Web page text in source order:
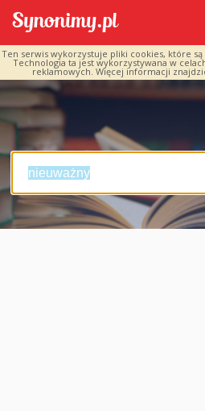
Ten serwis wykorzystuje pliki cookies, które
Technologia ta jest wykorzystywana w
reklamowych. Więcej informacji